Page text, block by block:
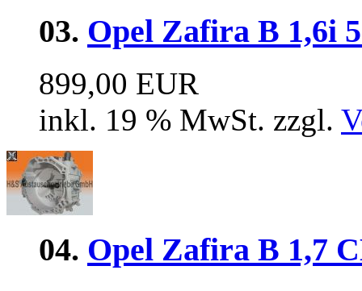
03. Opel Zafira B 1,6i
899,00 EUR
inkl. 19 % MwSt. zzgl.
04. Opel Zafira B 1,7